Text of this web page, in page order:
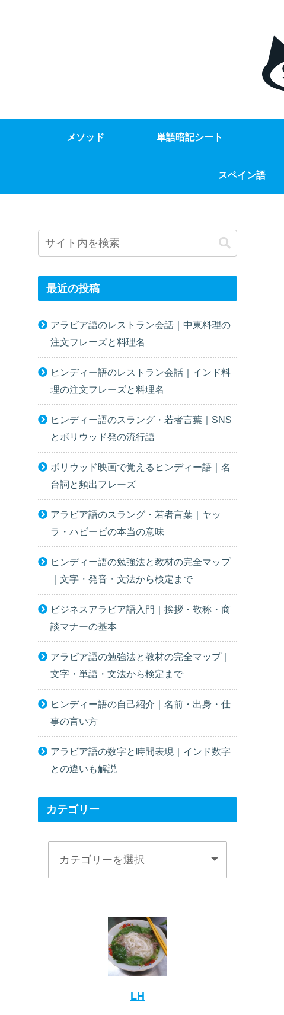
メソッド 単語暗記シート
スペイン語
最近の投稿
アラビア語のレストラン会話｜中東料理の
注文フレーズと料理名
ヒンディー語のレストラン会話｜インド料
理の注文フレーズと料理名
ヒンディー語のスラング・若者言葉｜SNS
とボリウッド発の流行語
ボリウッド映画で覚えるヒンディー語｜名
台詞と頻出フレーズ
アラビア語のスラング・若者言葉｜ヤッ
ラ・ハビービの本当の意味
ヒンディー語の勉強法と教材の完全マップ
｜文字・発音・文法から検定まで
ビジネスアラビア語入門｜挨拶・敬称・商
談マナーの基本
アラビア語の勉強法と教材の完全マップ｜
文字・単語・文法から検定まで
ヒンディー語の自己紹介｜名前・出身・仕
事の言い方
アラビア語の数字と時間表現｜インド数字
との違いも解説
カテゴリー
LH